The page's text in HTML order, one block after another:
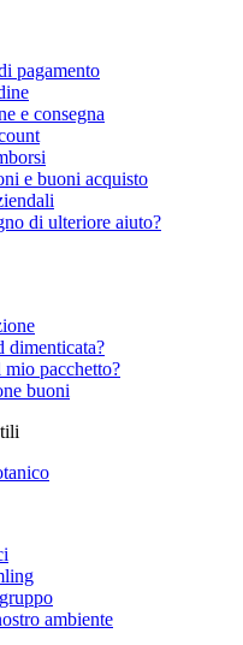
pagamento
e consegna
e buoni acquisto
di ulteriore aiuto?
dimenticata?
pacchetto?
buoni
ambiente